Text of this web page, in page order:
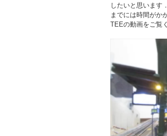
したいと思います
までには時間がか
TEEの動画をご覧